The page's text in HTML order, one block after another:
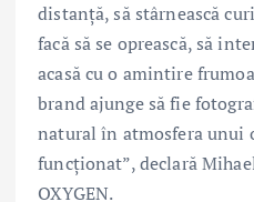
distanță, să stârnească
facă să se oprească, să
acasă cu o amintire
brand ajunge să fie
natural în atmosfera unui
funcționat”, declară
OXYGEN.